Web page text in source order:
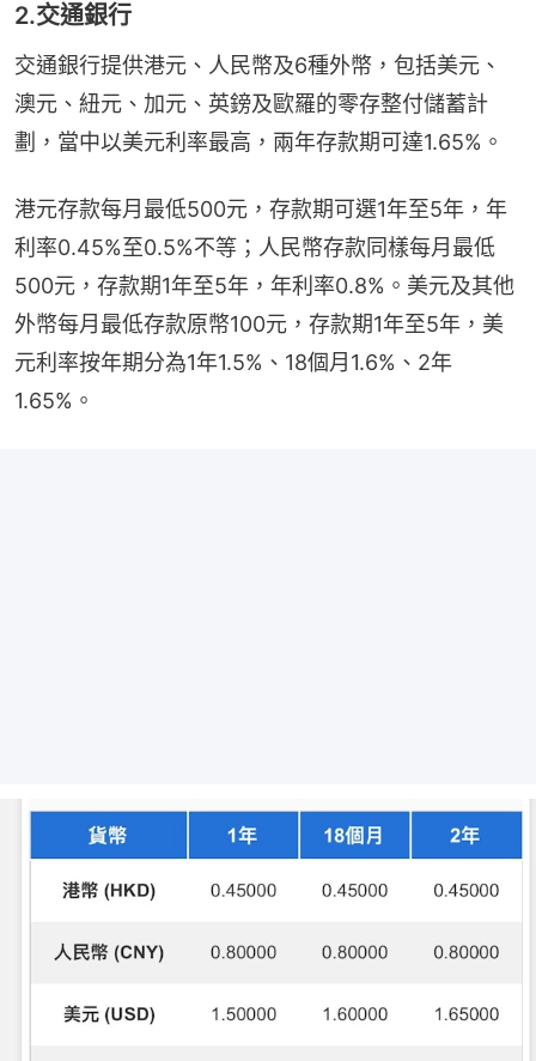
2.交通銀行
交通銀行提供港元、人民幣及6種外幣，包括美元、
澳元、紐元、加元、英鎊及歐羅的零存整付儲蓄計
劃，當中以美元利率最高，兩年存款期可達1.65%。
港元存款每月最低500元，存款期可選1年至5年，年
利率0.45%至0.5%不等；人民幣存款同樣每月最低
500元，存款期1年至5年，年利率0.8%。美元及其他
外幣每月最低存款原幣100元，存款期1年至5年，美
元利率按年期分為1年1.5%、18個月1.6%、2年
1.65%。